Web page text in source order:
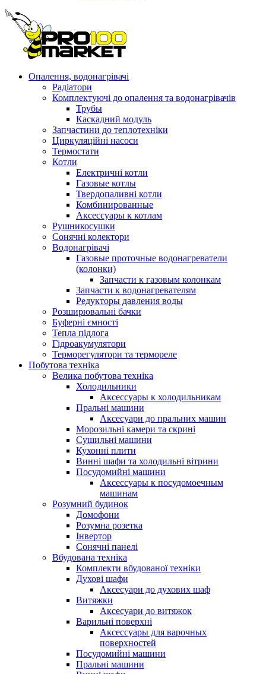
Опалення, водонагрівачі
Радіатори
Комплектуючі до опалення та водонагрівачів
Трубы
Каскадний модуль
Запчастини до теплотехніки
Циркуляційні насоси
Термостати
Котли
Електричні котли
Газовые котлы
Твердопаливні котли
Комбинированные
Аксессуары к котлам
Рушникосушки
Сонячні колектори
Водонагрівачі
Газовые проточные водонагреватели
(колонки)
Запчасти к газовым колонкам
Запчасти к водонагревателям
Редукторы давления воды
Розширювальні бачки
Буферні ємності
Тепла підлога
Гідроакумулятори
Терморегулятори та термореле
Побутова техніка
Велика побутова техніка
Холодильники
Аксессуары к холодильникам
Пральні машини
Аксесуари до пральних машин
Морозильні камери та скрині
Сушильні машини
Кухонні плити
Винні шафи та холодильні вітрини
Посудомийні машини
Аксессуары к посудомоечным
машинам
Розумний будинок
Домофони
Розумна розетка
Інвертор
Сонячні панелі
Вбудована техніка
Комплекти вбудованої техніки
Духові шафи
Аксесуари до духових шаф
Витяжки
Аксесуари до витяжок
Варильні поверхні
Аксессуары для варочных
поверхностей
Посудомийні машини
Пральні машини